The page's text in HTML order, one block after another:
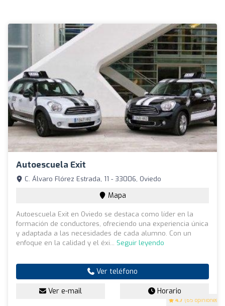
Autoescuela Exit
4.7 (65 opiniones)
C. Álvaro Flórez Estrada, 11 - 33006, Oviedo
Mapa
Autoescuela Exit en Oviedo se destaca como líder en la
formación de conductores, ofreciendo una experiencia única
y adaptada a las necesidades de cada alumno. Con un
enfoque en la calidad y el éxi... Seguir leyendo
Ver teléfono
Ver e-mail Horario